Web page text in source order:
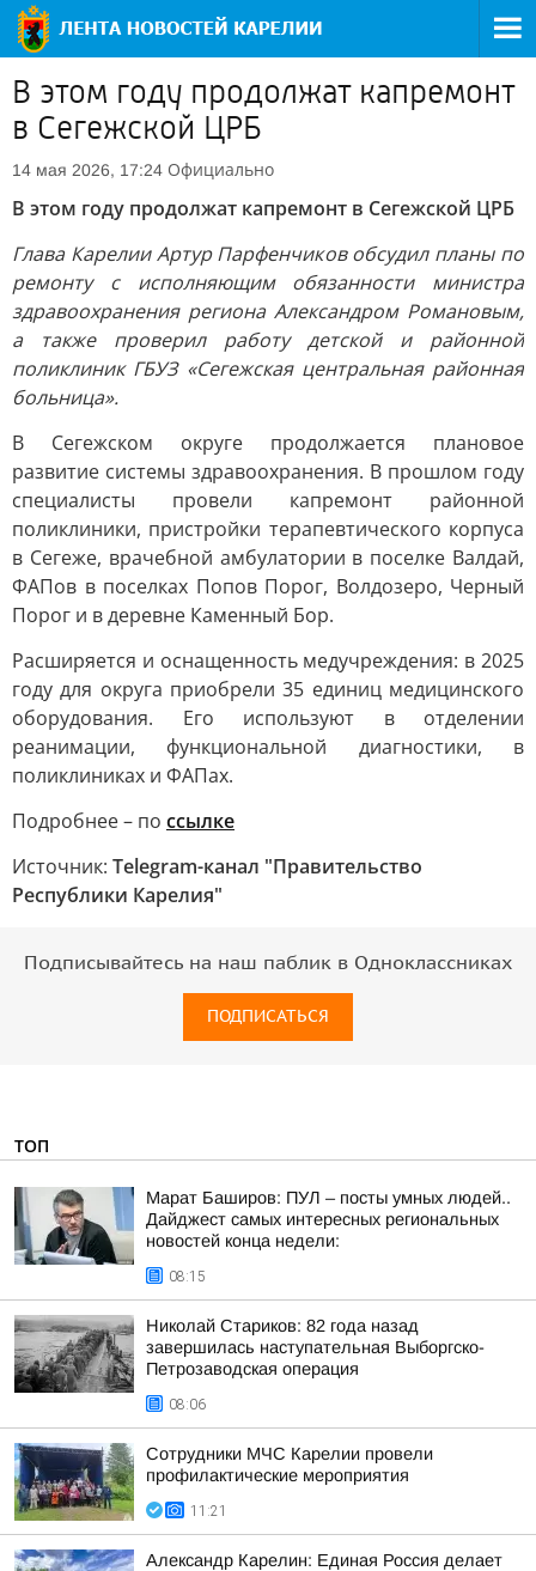
В этом году продолжат капремонт
в Сегежской ЦРБ
14 мая 2026, 17:24 Официально
В этом году продолжат капремонт в Сегежской ЦРБ
Глава Карелии Артур Парфенчиков обсудил планы по
ремонту с исполняющим обязанности министра
здравоохранения региона Александром Романовым,
а также проверил работу детской и районной
поликлиник ГБУЗ «Сегежская центральная районная
больница».
В Сегежском округе продолжается плановое
развитие системы здравоохранения. В прошлом году
специалисты провели капремонт районной
поликлиники, пристройки терапевтического корпуса
в Сегеже, врачебной амбулатории в поселке Валдай,
ФАПов в поселках Попов Порог, Волдозеро, Черный
Порог и в деревне Каменный Бор.
Расширяется и оснащенность медучреждения: в 2025
году для округа приобрели 35 единиц медицинского
оборудования. Его используют в отделении
реанимации, функциональной диагностики, в
поликлиниках и ФАПах.
Подробнее – по ссылке
Источник: Telegram-канал "Правительство
Республики Карелия"
Подписывайтесь на наш паблик в Одноклассниках
ПОДПИСАТЬСЯ
ТОП
Марат Баширов: ПУЛ – посты умных людей..
Дайджест самых интересных региональных
новостей конца недели:
08:15
Николай Стариков: 82 года назад
завершилась наступательная Выборгско-
Петрозаводская операция
08:06
Сотрудники МЧС Карелии провели
профилактические мероприятия
11:21
Александр Карелин: Единая Россия делает